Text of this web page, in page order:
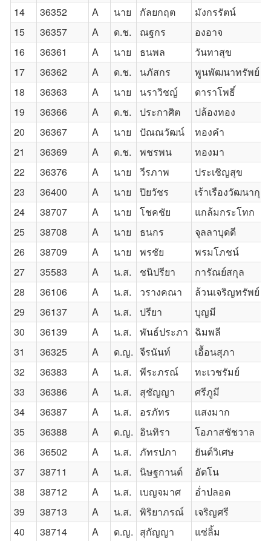
14
36352 A นาย กัลยกฤต
มังกรรัตน์
15
36357 A ด.ช. ณฐกร
องอาจ
16
36361 A นาย ธนพล
วันทาสุข
17
36362 A ด.ช. นภัสกร
พูนพัฒนาทรัพย์
18
36363 A นาย นราวิชญ์
ดาราโพธิ์
19
36366 A ด.ช. ประกาศิต
ปล้องทอง
20
36367 A นาย ปัณณวัฒน์
ทองคำ
21
36369 A ด.ช. พชรพน
ทองมา
22
36376 A นาย วีรภาพ
ประเชิญสุข
23
36400 A นาย ปิยวัชร
เร้าเรืองวัฒนากุล
24
38707 A นาย โชคชัย
แกล้มกระโทก
25
38708 A นาย ธนกร
จุลลาบุดดี
26
38709 A นาย พรชัย
พรมโภชน์
27
35583 A น.ส. ชนิปรียา
การัณย์สกุล
28
36106 A น.ส. วรางคณา
ล้วนเจริญทรัพย์
29
36137 A น.ส. ปรียา
บุญมี
30
36139 A น.ส. พันธ์ประภา ฉิมพลี
31
36325 A ด.ญ. จีรนันท์
เอื้อนสุภา
32
36383 A น.ส. พีระภรณ์
ทะเวชรัมย์
33
36386 A น.ส. สุชัญญา
ศรีภูมี
34
36387 A น.ส. อรภัทร
เเสงมาก
35
36388 A ด.ญ. อินทิรา
โอภาสชัชวาล
36
36502 A น.ส. ภัทรปภา
ยันต์วิเศษ
37
38711 A น.ส. นิษฐกานต์
อัตโน
38
38712 A น.ส. เบญจมาศ
อํ่าปลอด
39
38713 A น.ส. พิริยาภรณ์
เจริญศรี
40
38714 A ด.ญ. สุกัญญา แซ่ลิ้ม